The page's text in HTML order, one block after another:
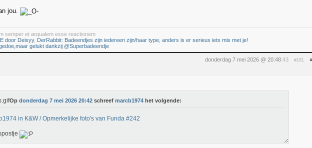
jou.
semper et æqualem esse reactionem
door Deisyy, DerRabbit: Badeendjes zijn iedereen zijn/haar type, anders is er serieus iets mis met je!
gelukt dankzij @Superbadeendje
donderdag 7 mei 2026 @ 20:48:43 #181
Op donderdag 7 mei 2026 20:42 schreef marcb1974 het volgende:
in K&W / Opmerkelijke foto's van Funda #242